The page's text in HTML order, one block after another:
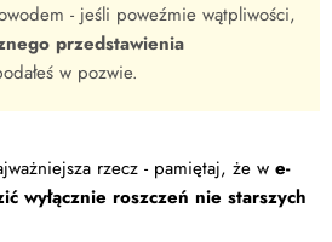
- jeśli poweźmie wątpliwości,
przedstawienia
w pozwie.
rzecz - pamiętaj, że w e-
wyłącznie roszczeń nie starszych